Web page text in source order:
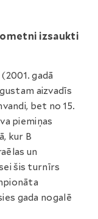
izsaukti
gadā
aizvadīs
bet no 15.
piemiņas
kur B
un
šis turnīrs
gada nogalē